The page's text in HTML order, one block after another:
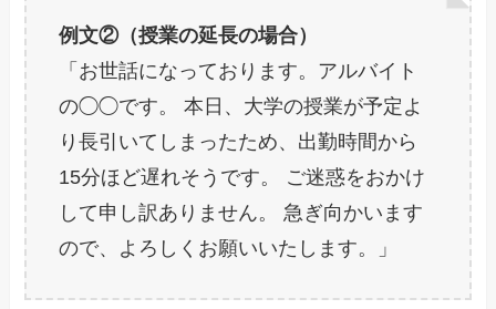
例文②（授業の延長の場合）
「お世話になっております。アルバイト
の◯◯です。 本日、大学の授業が予定よ
り長引いてしまったため、出勤時間から
15分ほど遅れそうです。 ご迷惑をおかけ
して申し訳ありません。 急ぎ向かいます
ので、よろしくお願いいたします。」